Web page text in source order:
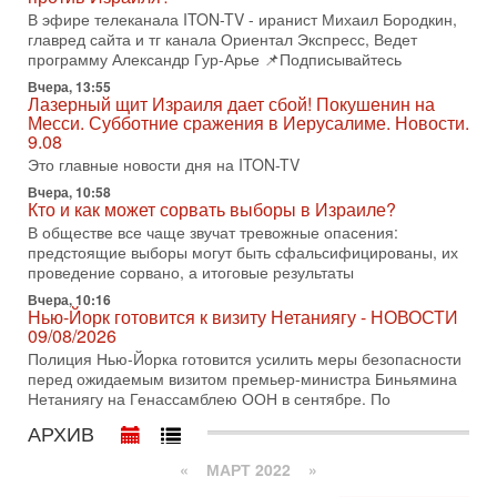
последних союзников. Путин - псих!
В эфире ITON-TV доктор Эльдар Намазов , историк,
политолог, в прошлом – помощник Президента
Азербайджана Гейдара Алиева . Ведет программу
Александр
3-08-2026, 11:09
Выборы в Израиле в опасности?! ШАБАК формирует
спецотдел
В этом выпуске мы разбираем одну из самых тревожных
тем израильской политики. Известно, что израильская
Служба общей безопасности (ШАБАК) создала
3-08-2026, 08:32
Трамп и Иран: последний шанс - НОВОСТИ
03/08/2026
Президент США Дональд Трамп объявил о возобновлении
переговоров с Ираном, но Тегеран пока не подтвердил
готовность к диалогу. По словам американского
2-08-2026, 08:42
Трамп отменил удар по Ирану - НОВОСТИ
Президент США Дональд Трамп сегодня заявил об отмене
подготовленного удара по Ирану после обращений
В эфире телеканала ITON-TV - иранист Михаил Бородкин,
главред сайта и тг канала Ориентал Экспресс, Ведет
программу Александр Гур-Арье 📌Подписывайтесь
Вчера, 13:55
Лазерный щит Израиля дает сбой! Покушенин на
Месси. Субботние сражения в Иерусалиме. Новости.
9.08
Это главные новости дня на ITON-TV
Вчера, 10:58
Кто и как может сорвать выборы в Израиле?
В обществе все чаще звучат тревожные опасения:
предстоящие выборы могут быть сфальсифицированы, их
проведение сорвано, а итоговые результаты
Вчера, 10:16
Нью-Йорк готовится к визиту Нетаниягу - НОВОСТИ
09/08/2026
Полиция Нью-Йорка готовится усилить меры безопасности
перед ожидаемым визитом премьер-министра Биньямина
Нетаниягу на Генассамблею ООН в сентябре. По
АРХИВ
« МАРТ 2022 »